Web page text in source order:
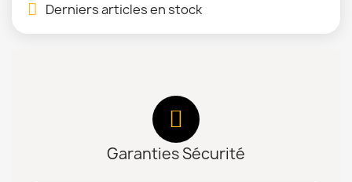
Derniers articles en stock
Garanties Sécurité